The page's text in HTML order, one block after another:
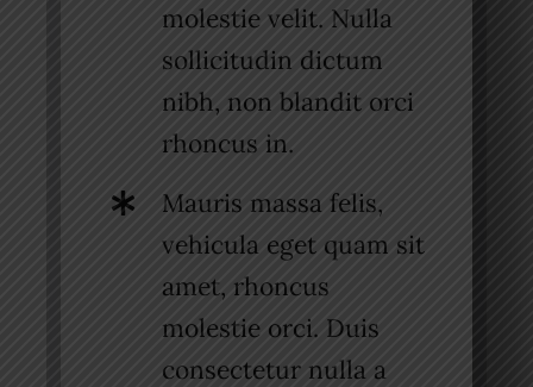
molestie velit. Nulla
sollicitudin dictum
nibh, non blandit orci
rhoncus in.
Mauris massa felis,
vehicula eget quam sit
amet, rhoncus
molestie orci. Duis
consectetur nulla a